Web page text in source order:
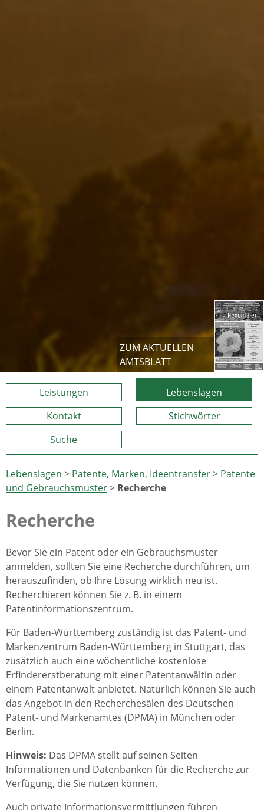
ZUM AKTUELLEN
AMTSBLATT
Leistungen
Lebenslagen
Kontakt
Stichwörter
Suche
Lebenslagen > Patente, Marken, Ideentransfer> Patente
und Gebrauchsmuster> Recherche
Recherche
Bevor Sie ein Patent oder ein Gebrauchsmuster
anmelden, sollten Sie eine Recherche durchführen, um
herauszufinden, ob Ihre Lösung wirklich neu ist.
Recherchieren können Sie z. B. in einem
Patentinformationszentrum.
Für Baden-Württemberg zuständig ist das Patent- und
Markenzentrum Baden-Württemberg in Stuttgart, das
zusätzlich auch eine wöchentliche kostenlose
Erfindererstberatung mit einer Patentanwältin oder
einem Patentanwalt anbietet. Natürlich können Sie auch
das Angebot in den Recherchesälen des Deutschen
Patent- und Markenamtes (DPMA) in München oder
Berlin.
Hinweis: Das DPMA stellt auf seinen Seiten
Informationen und Datenbanken für die Recherche zur
Verfügung, die Sie nutzen können.
Auch private Informationsvermittlungen führen